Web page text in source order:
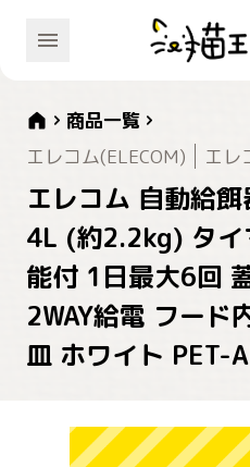
商品一覧
エレコム(ELECOM)
エレ
エレコム 自動給
4L (約2.2kg) タイ
能付 1日最大6回
2WAY給電 フード
皿 ホワイト PET-